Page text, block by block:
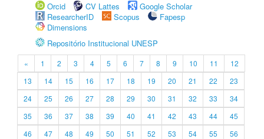
Orcid
CV Lattes
Google Scholar
ResearcherID
Scopus
Fapesp
Dimensions
Repositório Institucional UNESP
« 1 2 3 4 5 6 7 8 9 10 11
12
13
14 15 16 17 18 19 20 21 22
23
24
25 26 27 28 29 30 31 32 33
34
35
36 37 38 39 40 41 42 43 44
45
46
47 48 49 50 51 52 53 54 55
56